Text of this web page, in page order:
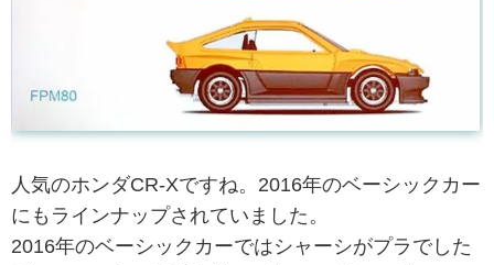
人気のホンダCR-Xですね。2016年のベーシックカー
にもラインナップされていました。
2016年のベーシックカーではシャーシがプラでした